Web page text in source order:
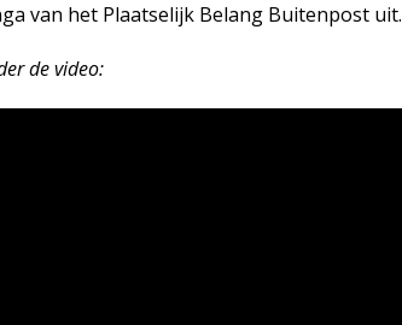
van het Plaatselijk Belang Buitenpost uit.
de video: